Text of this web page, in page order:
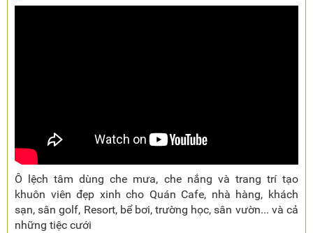
Ô lệch tâm dùng che mưa, che nắng và trang trí tạo
khuôn viên đẹp xinh cho Quán Cafe, nhà hàng, khách
sạn, sân golf, Resort, bể bơi, trường học, sân vườn... và cả
những tiệc cưới